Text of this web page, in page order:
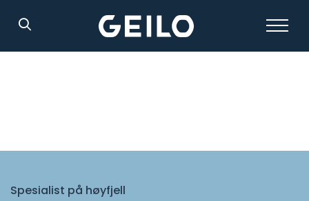
Spesialist på høyfjell